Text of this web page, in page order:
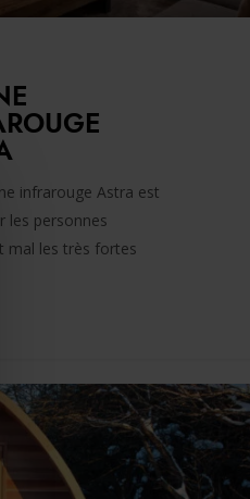
infrarouge Astra est
les personnes
mal les très fortes